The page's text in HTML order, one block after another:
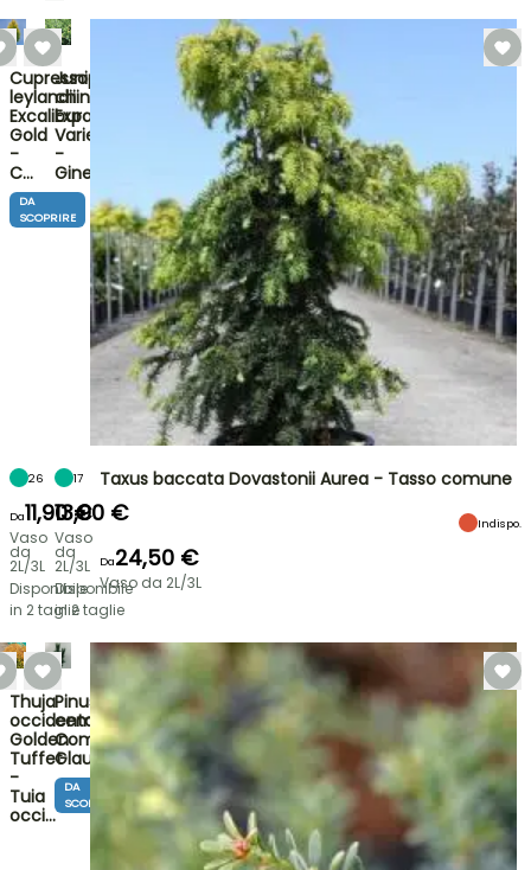
Cupressocyparis
leylandii
Excalibur
Gold
-
C…
DA
SCOPRIRE
26
Da11,90 €
Vaso
da
2L/3L
Disponibile
in 2 taglie
Juniperus
chinensis
Expansa
Variegata
-
Gine…
17
13,90 €
Vaso
da
2L/3L
Disponibile
in 2 taglie
Taxus baccata Dovastonii Aurea - Tasso comune
Indispo.
Da24,50 €
Vaso da 2L/3L
Thuja
occidentalis
Golden
Tuffet
-
Tuia
occi…
Pinus
cembra
Compacta
Glauca
DA
SCOPRIRE